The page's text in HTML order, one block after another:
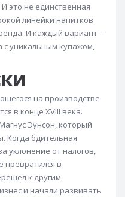
Bottle
Velvet 8 лет
Виски Bunnahabhain
Виски Bushmills
Canadian Club 12 лет
12 лет
12 лет
Regal 12 лет
И это не единственная
линейки напитков
И каждый вариант –
с уникальным купажом,
на производстве
в конце XVIII века.
Эунсон, который
Когда бдительная
уклонение от налогов,
превратился в
к другим
и начали развивать